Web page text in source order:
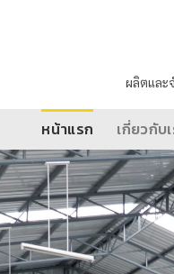
ผลิตและ
หน้าแรก เกี่ยวกับ